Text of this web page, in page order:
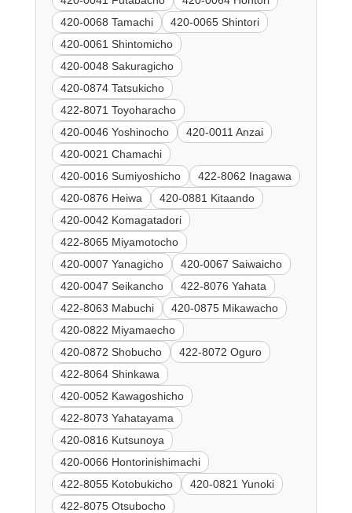
420-0068 Tamachi
420-0065 Shintori
420-0061 Shintomicho
420-0048 Sakuragicho
420-0874 Tatsukicho
422-8071 Toyoharacho
420-0046 Yoshinocho
420-0011 Anzai
420-0021 Chamachi
420-0016 Sumiyoshicho
422-8062 Inagawa
420-0876 Heiwa
420-0881 Kitaando
420-0042 Komagatadori
422-8065 Miyamotocho
420-0007 Yanagicho
420-0067 Saiwaicho
420-0047 Seikancho
422-8076 Yahata
422-8063 Mabuchi
420-0875 Mikawacho
420-0822 Miyamaecho
420-0872 Shobucho
422-8072 Oguro
422-8064 Shinkawa
420-0052 Kawagoshicho
422-8073 Yahatayama
420-0816 Kutsunoya
420-0066 Hontorinishimachi
422-8055 Kotobukicho
420-0821 Yunoki
422-8075 Otsubocho